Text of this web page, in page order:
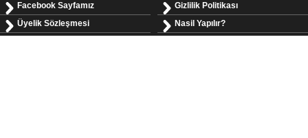
Facebook Sayfamız
Üyelik Sözleşmesi
Gizlilik Politikası
Nasil Yapılır?